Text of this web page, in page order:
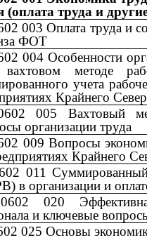
(оплата труда и
003 Оплата труда и
ФОТ
004 Особенности
методе
учета
Крайнего
005 Вахтовый
организации труда
009 Вопросы
Крайнего
011
в организации и
020
и ключевые
025 Основы